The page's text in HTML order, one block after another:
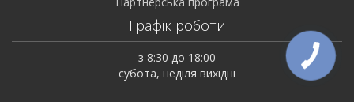
Графік роботи
з 8:30 до 18:00
субота, неділя вихідні